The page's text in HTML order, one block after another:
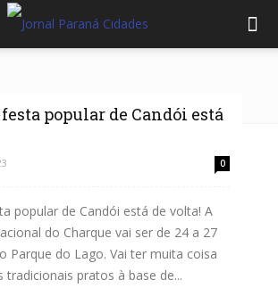
popular de Candói está
0
popular de Candói está de volta! A
do Charque vai ser de 24 a 27
Parque do Lago. Vai ter muita coisa
pratos à base de...